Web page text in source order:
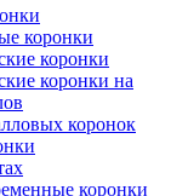
коронки
коронки
коронки на
коронок
коронки